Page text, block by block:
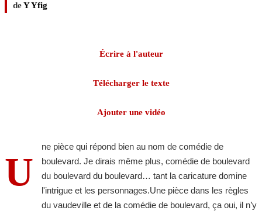
deY Yfig
Écrire à l'auteur
Télécharger le texte
Ajouter une vidéo
U
ne pièce qui répond bien au nom de comédie de
boulevard. Je dirais même plus, comédie de boulevard
du boulevard du boulevard… tant la caricature domine
l'intrigue et les personnages.Une pièce dans les règles
du vaudeville et de la comédie de boulevard, ça oui, il n’y